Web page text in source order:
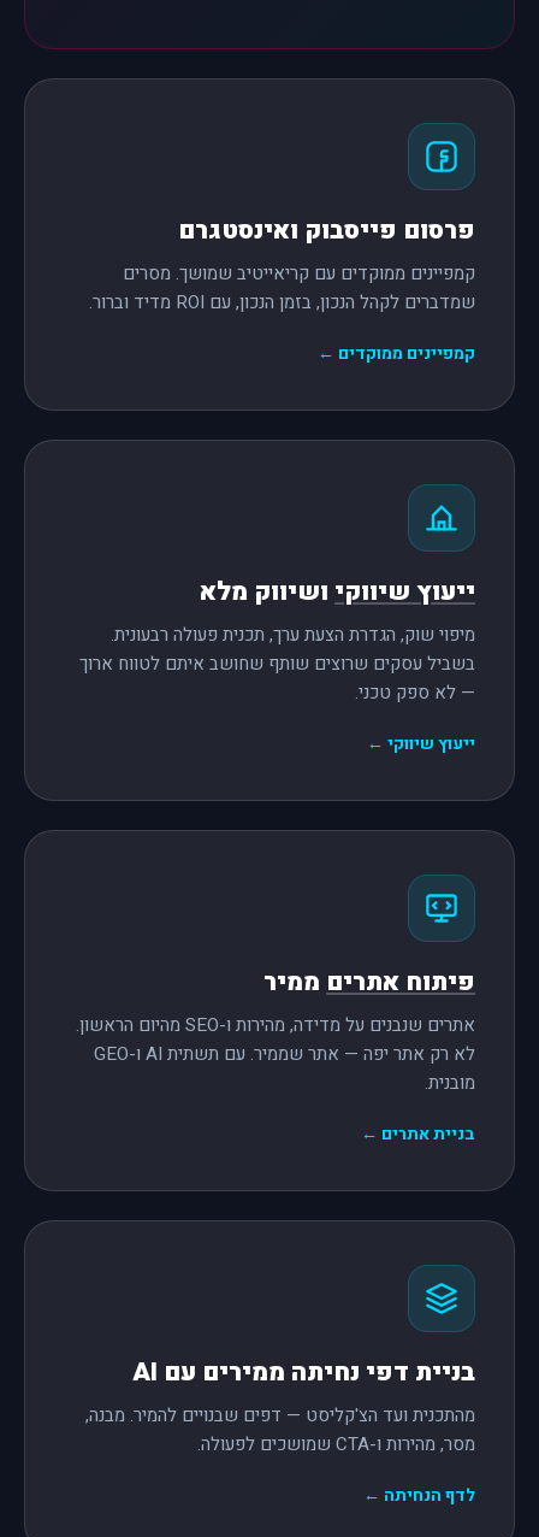
פרסום פייסבוק ואינסטגרם
קמפיינים ממוקדים עם קריאייטיב שמושך. מסרים
שמדברים לקהל הנכון, בזמן הנכון, עם ROI מדיד וברור.
קמפיינים ממוקדים ←
ייעוץ שיווקי ושיווק מלא
מיפוי שוק, הגדרת הצעת ערך, תכנית פעולה רבעונית.
בשביל עסקים שרוצים שותף שחושב איתם לטווח ארוך
— לא ספק טכני.
ייעוץ שיווקי ←
פיתוח אתרים ממיר
אתרים שנבנים על מדידה, מהירות ו-SEO מהיום הראשון.
לא רק אתר יפה — אתר שממיר. עם תשתית AI ו-GEO
מובנית.
בניית אתרים ←
בניית דפי נחיתה ממירים עם AI
מהתכנית ועד הצ'קליסט — דפים שבנויים להמיר. מבנה,
מסר, מהירות ו-CTA שמושכים לפעולה.
לדף הנחיתה ←